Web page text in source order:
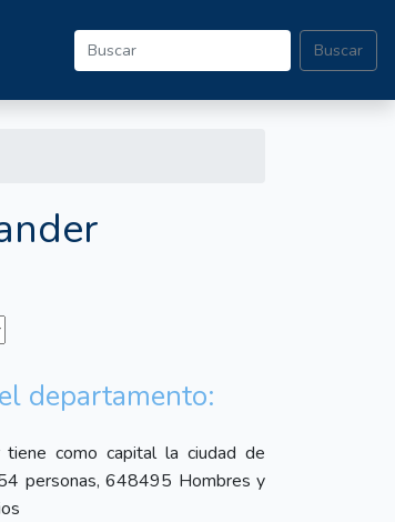
Buscar
departamento:
como capital la ciudad de
personas, 648495 Hombres y